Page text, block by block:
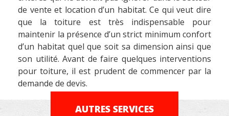
de vente et location d’un habitat. Ce qui veut dire
que la toiture est très indispensable pour
maintenir la présence d’un strict minimum confort
d’un habitat quel que soit sa dimension ainsi que
son utilité. Avant de faire quelques interventions
pour toiture, il est prudent de commencer par la
demande de devis.
AUTRES SERVICES